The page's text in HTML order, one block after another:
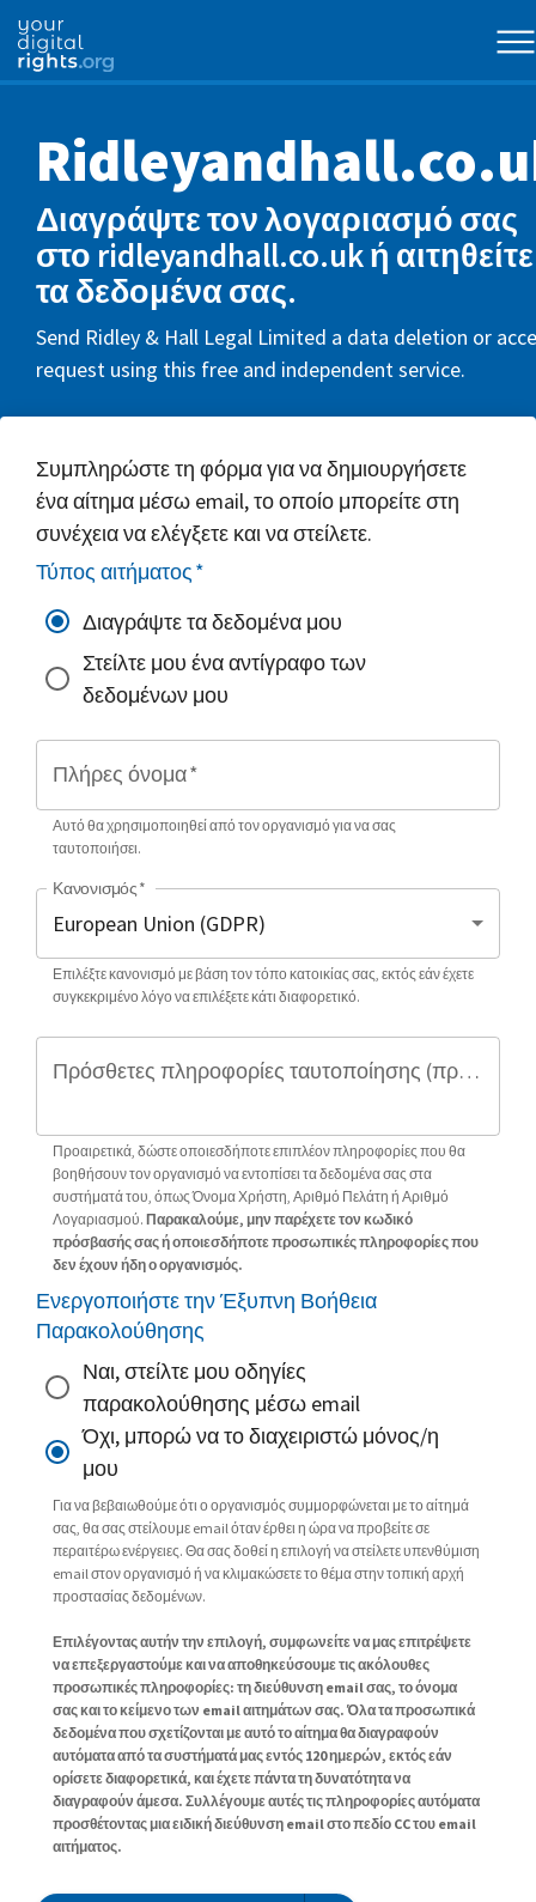
Διαγράψτε τον λογαριασμό σας
στο ridleyandhall.co.uk ή αιτηθείτε
τα δεδομένα σας.
Send Ridley & Hall Legal Limited a data deletion or
request using this free and independent service.
Συμπληρώστε τη φόρμα για να δημιουργήσετε
ένα αίτημα μέσω email, το οποίο μπορείτε στη
συνέχεια να ελέγξετε και να στείλετε.
Τύπος αιτήματος*
Διαγράψτε τα δεδομένα μου
Στείλτε μου ένα αντίγραφο των
δεδομένων μου
Πλήρες όνομα*
Αυτό θα χρησιμοποιηθεί από τον οργανισμό για να σας
ταυτοποιήσει.
Κανονισμός*
Επιλέξτε κανονισμό με βάση τον τόπο κατοικίας σας, εκτός εάν έχετε
συγκεκριμένο λόγο να επιλέξετε κάτι διαφορετικό.
Πρόσθετες πληροφορίες ταυτοποίησης (προαιρετικό)
Προαιρετικά, δώστε οποιεσδήποτε επιπλέον πληροφορίες που θα
βοηθήσουν τον οργανισμό να εντοπίσει τα δεδομένα σας στα
συστήματά του, όπως Όνομα Χρήστη, Αριθμό Πελάτη ή Αριθμό
Λογαριασμού. Παρακαλούμε, μην παρέχετε τον κωδικό
πρόσβασής σας ή οποιεσδήποτε προσωπικές πληροφορίες που
δεν έχουν ήδη ο οργανισμός.
Ενεργοποιήστε την Έξυπνη Βοήθεια
Παρακολούθησης
Ναι, στείλτε μου οδηγίες
παρακολούθησης μέσω email
Όχι, μπορώ να το διαχειριστώ μόνος/η
μου
Για να βεβαιωθούμε ότι ο οργανισμός συμμορφώνεται με το αίτημά
σας, θα σας στείλουμε email όταν έρθει η ώρα να προβείτε σε
περαιτέρω ενέργειες. Θα σας δοθεί η επιλογή να στείλετε υπενθύμιση
email στον οργανισμό ή να κλιμακώσετε το θέμα στην τοπική αρχή
προστασίας δεδομένων.
Επιλέγοντας αυτήν την επιλογή, συμφωνείτε να μας επιτρέψετε
να επεξεργαστούμε και να αποθηκεύσουμε τις ακόλουθες
προσωπικές πληροφορίες: τη διεύθυνση email σας, το όνομα
σας και το κείμενο των email αιτημάτων σας. Όλα τα προσωπικά
δεδομένα που σχετίζονται με αυτό το αίτημα θα διαγραφούν
αυτόματα από τα συστήματά μας εντός 120 ημερών, εκτός εάν
ορίσετε διαφορετικά, και έχετε πάντα τη δυνατότητα να
διαγραφούν άμεσα. Συλλέγουμε αυτές τις πληροφορίες αυτόματα
προσθέτοντας μια ειδική διεύθυνση email στο πεδίο CC του email
αιτήματος.